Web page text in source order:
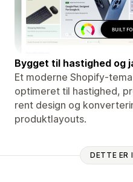
Bygget til hastighed og
Et moderne Shopify-
optimeret til hastighed,
rent design og
produktlayouts.
DETTE ER